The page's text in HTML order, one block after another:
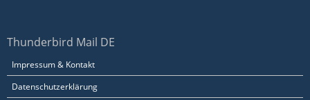
Thunderbird Mail DE
Impressum & Kontakt
Datenschutzerklärung